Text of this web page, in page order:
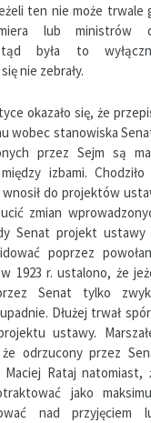
ten nie może trwale
lub ministrów
była to
nie zebrały.
okazało się, że
wobec stanowiska
przez Sejm są
izbami.
do projektów
zmian
Senat projekt
poprzez
1923 r. ustalono, że
Senat tylko
Dłużej trwał
ustawy.
że odrzucony przez
Rataj natomiast,
jako
nad przyjęciem